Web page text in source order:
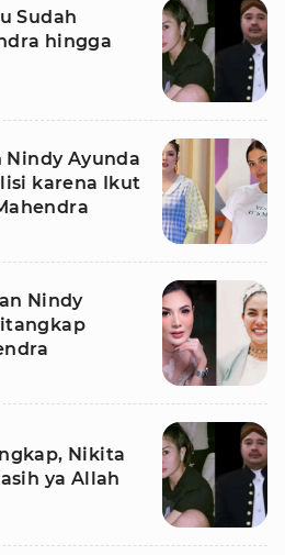
Sudah
hingga
Ayunda
karena Ikut
Nindy
Nikita
ya Allah